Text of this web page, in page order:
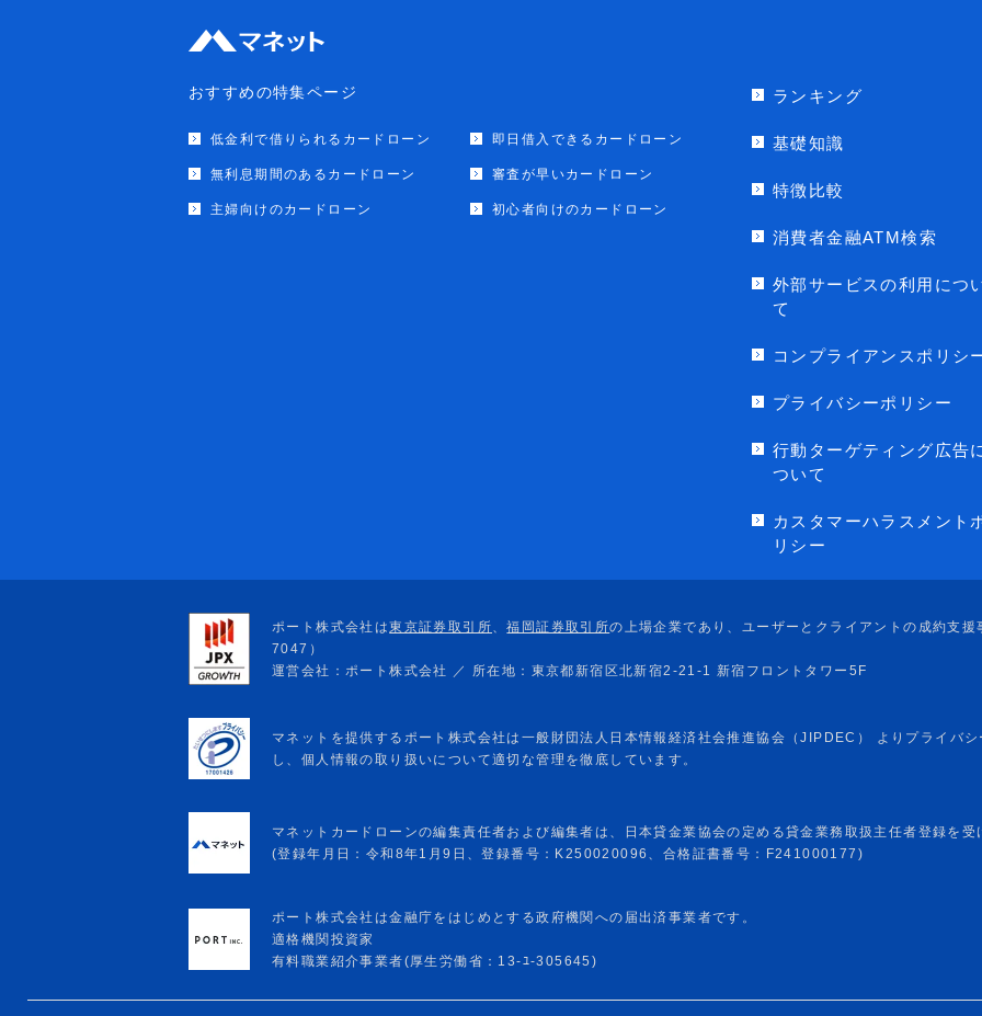
おすすめの特集ページ
低金利で借りられるカードローン 即日借入できるカードローン
無利息期間のあるカードローン 審査が早いカードローン
主婦向けのカードローン 初心者向けのカードローン
ランキング
基礎知識
特徴比較
消費者金融ATM検索
外部サービスの利用につ
て
コンプライアンスポリシ
プライバシーポリシー
行動ターゲティング広告
ついて
カスタマーハラスメント
リシー
マネットカードローンの編集責任者および編集者は、日本貸金業協会の定める貸金業務取扱主任者登録を受
(登録年月日：令和8年1月9日、登録番号：K250020096、合格証書番号：F241000177)
ポート株式会社は金融庁をはじめとする政府機関への届出済事業者です。
適格機関投資家
有料職業紹介事業者(厚生労働省：13-ﾕ-305645)